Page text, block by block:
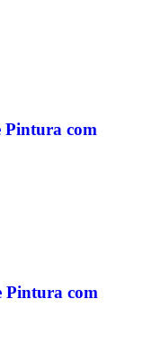
Pintura com
Pintura com